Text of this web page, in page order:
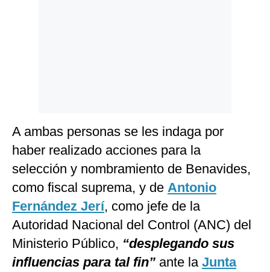
A ambas personas se les indaga por
haber realizado acciones para la
selección y nombramiento de Benavides,
como fiscal suprema, y de Antonio
Fernández Jerí, como jefe de la
Autoridad Nacional del Control (ANC) del
Ministerio Público, “desplegando sus
influencias para tal fin” ante la Junta